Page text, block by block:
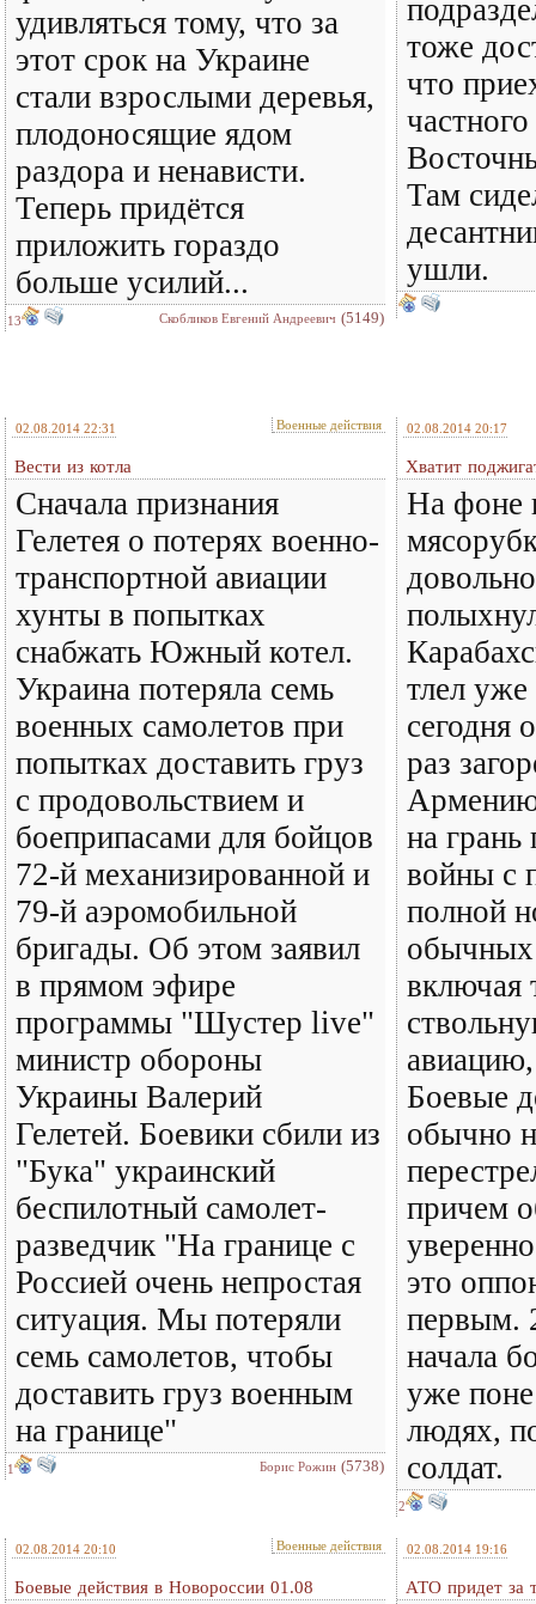
удивляться тому, что за
этот срок на Украине
стали взрослыми деревья,
плодоносящие ядом
раздора и ненависти.
Теперь придётся
приложить гораздо
больше усилий...
13 Скобликов Евгений Андреевич (5149)
тоже
что
Там
ушли.
02.08.2014 22:31 Военные действия
Вести из котла
Сначала признания
Гелетея о потерях военно-
транспортной авиации
хунты в попытках
снабжать Южный котел.
Украина потеряла семь
военных самолетов при
попытках доставить груз
с продовольствием и
боеприпасами для бойцов
72-й механизированной и
79-й аэромобильной
бригады. Об этом заявил
в прямом эфире
программы "Шустер live"
министр обороны
Украины Валерий
Гелетей. Боевики сбили из
"Бука" украинский
беспилотный самолет-
разведчик "На границе с
Россией очень непростая
ситуация. Мы потеряли
семь самолетов, чтобы
доставить груз военным
на границе"
1 Борис Рожин (5738)
02.08.2014 20:17
Хватит
На фоне
тлел уже
сегодня
раз
на грань
войны с
полной
включая
Боевые
обычно
причем
это
первым.
начала
уже
людях,
солдат.
2
02.08.2014 20:10 Военные действия
Боевые действия в Новороссии 01.08
02.08.2014 19:16
АТО придет за